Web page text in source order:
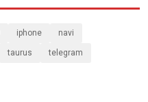
iphone navi
taurus telegram